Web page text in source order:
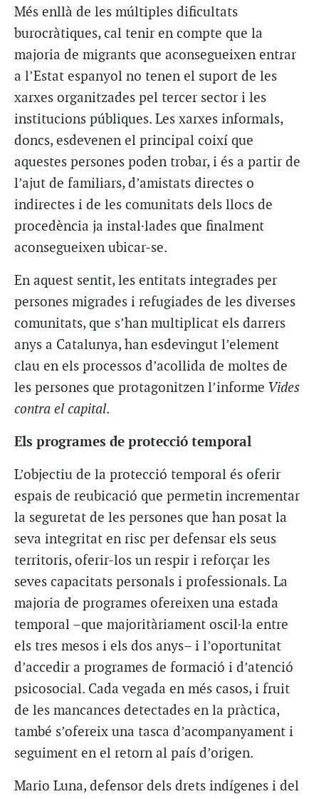
Més enllà de les múltiples dificultats
burocràtiques, cal tenir en compte que la
majoria de migrants que aconsegueixen entrar
a l’Estat espanyol no tenen el suport de les
xarxes organitzades pel tercer sector i les
institucions públiques. Les xarxes informals,
doncs, esdevenen el principal coixí que
aquestes persones poden trobar, i és a partir de
l’ajut de familiars, d’amistats directes o
indirectes i de les comunitats dels llocs de
procedència ja instal·lades que finalment
aconsegueixen ubicar-se.
En aquest sentit, les entitats integrades per
persones migrades i refugiades de les diverses
comunitats, que s’han multiplicat els darrers
anys a Catalunya, han esdevingut l’element
clau en els processos d’acollida de moltes de
les persones que protagonitzen l’informe Vides
contra el capital.
Els programes de protecció temporal
L’objectiu de la protecció temporal és oferir
espais de reubicació que permetin incrementar
la seguretat de les persones que han posat la
seva integritat en risc per defensar els seus
territoris, oferir-los un respir i reforçar les
seves capacitats personals i professionals. La
majoria de programes ofereixen una estada
temporal –que majoritàriament oscil·la entre
els tres mesos i els dos anys– i l’oportunitat
d’accedir a programes de formació i d’atenció
psicosocial. Cada vegada en més casos, i fruit
de les mancances detectades en la pràctica,
també s’ofereix una tasca d’acompanyament i
seguiment en el retorn al país d’origen.
Mario Luna, defensor dels drets indígenes i del